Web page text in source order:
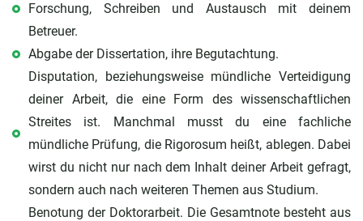
Forschung, Schreiben und Austausch mit deinem
Betreuer.
Abgabe der Dissertation, ihre Begutachtung.
Disputation, beziehungsweise mündliche Verteidigung
deiner Arbeit, die eine Form des wissenschaftlichen
Streites ist. Manchmal musst du eine fachliche
mündliche Prüfung, die Rigorosum heißt, ablegen. Dabei
wirst du nicht nur nach dem Inhalt deiner Arbeit gefragt,
sondern auch nach weiteren Themen aus Studium.
Benotung der Doktorarbeit. Die Gesamtnote besteht aus